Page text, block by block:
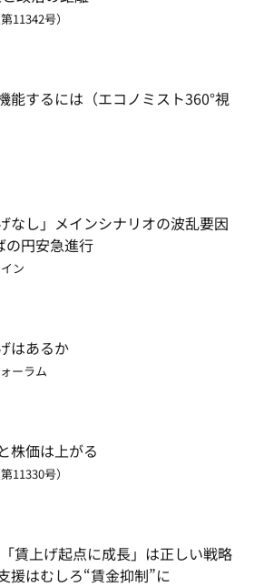
11342号）
能するには（エコノミスト360°視
なし」メインシナリオの波乱要因
の円安急進行
ン
はあるか
ーラム
株価は上がる
11330号）
賃上げ起点に成長」は正しい戦略
援はむしろ“賃金抑制”に